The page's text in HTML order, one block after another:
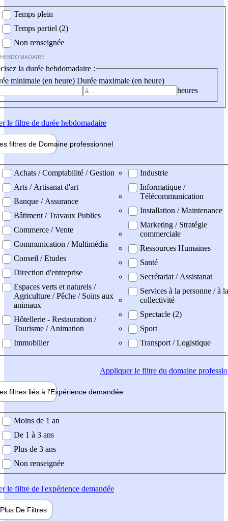
Temps plein
Temps partiel (2)
Non renseignée
la durée hebdomadaire :
minimale (en heure) Durée maximale (en heure)
heures
le filtre de durée hebdomadaire
filtres de Domaine professionnel
professionel
Achats / Comptabilité / Gestion
Arts / Artisanat d'art
Banque / Assurance
Bâtiment / Travaux Publics
Commerce / Vente
Communication / Multimédia
Conseil / Etudes
Direction d'entreprise
Espaces verts et naturels /
Agriculture / Pêche / Soins aux
animaux
Hôtellerie - Restauration /
Tourisme / Animation
Immobilier
Industrie
Informatique /
Télécommunication
Installation / Maintenance
Marketing / Stratégie
commerciale
Ressources Humaines
Santé
Secrétariat / Assistanat
Services à la personne / à la
collectivité
Spectacle (2)
Sport
Transport / Logistique
Appliquerle filtre du domaine
filtres liés à l'Expérience demandée
demandée
Moins de 1 an
De 1 à 3 ans
Plus de 3 ans
Non renseignée
le filtre de l'expérience demandée
Plus De Filtres